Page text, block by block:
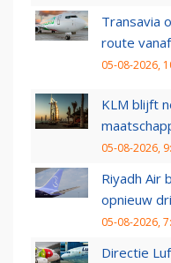
Transavia
route
05-08-2026,
KLM blijft
05-08-2026,
Riyadh Air
opnieuw
05-08-2026,
Directie